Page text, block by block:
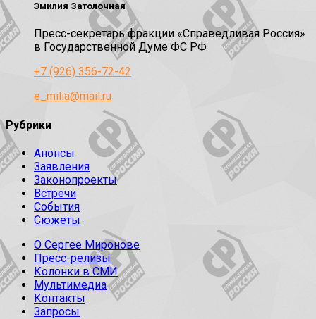
Эмилия Затолочная
Пресс-секретарь фракции «Справедливая Россия»
в Государственной Думе ФС РФ
+7 (926) 356-72-42
e_milia@mail.ru
Рубрики
Анонсы
Заявления
Законопроекты
Встречи
События
Сюжеты
О Сергее Миронове
Пресс-релизы
Колонки в СМИ
Мультимедиа
Контакты
Запросы